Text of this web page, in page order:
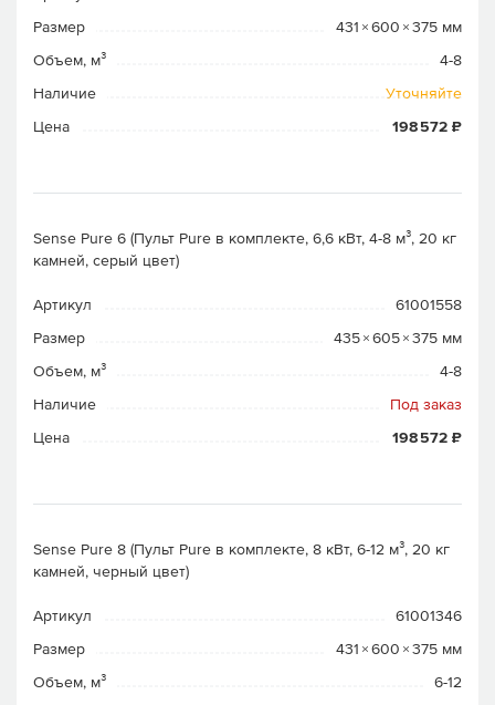
Размер
431 × 600 × 375 мм
Объем, м³
4-8
Наличие
Уточняйте
Цена
198 572 ₽
Sense Pure 6 (Пульт Pure в комплекте, 6,6 кВт, 4-8 м³, 20 кг
камней, серый цвет)
Артикул
61001558
Размер
435 × 605 × 375 мм
Объем, м³
4-8
Наличие
Под заказ
Цена
198 572 ₽
Sense Pure 8 (Пульт Pure в комплекте, 8 кВт, 6-12 м³, 20 кг
камней, черный цвет)
Артикул
61001346
Размер
431 × 600 × 375 мм
Объем, м³
6-12